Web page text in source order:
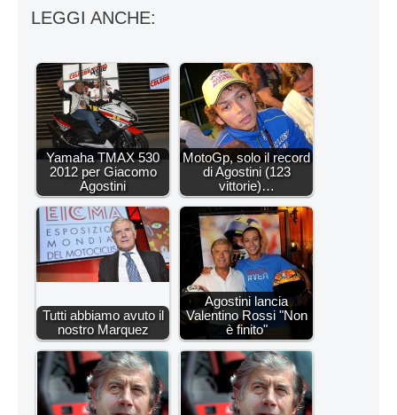
LEGGI ANCHE:
Yamaha TMAX 530
2012 per Giacomo
Agostini
MotoGp, solo il record
di Agostini (123
vittorie)…
Tutti abbiamo avuto il
nostro Marquez
Agostini lancia
Valentino Rossi "Non
è finito"